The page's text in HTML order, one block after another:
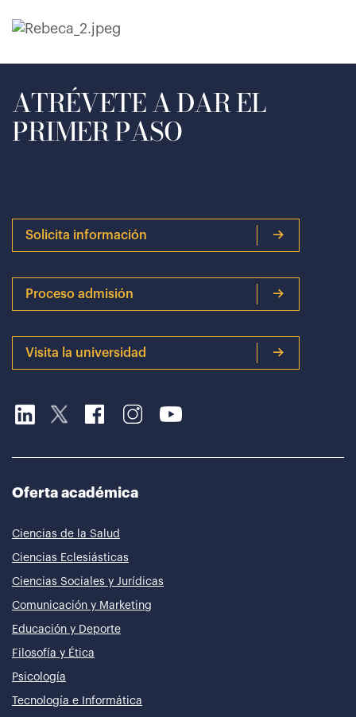
ATRÉVETE A DAR EL
PRIMER PASO
Solicita información
Proceso admisión
Visita la universidad
Oferta académica
Ciencias de la Salud
Ciencias Eclesiásticas
Ciencias Sociales y Jurídicas
Comunicación y Marketing
Educación y Deporte
Filosofía y Ética
Psicología
Tecnología e Informática